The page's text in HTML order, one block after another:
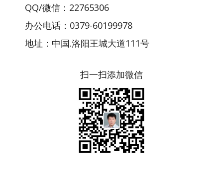
QQ/微信：22765306
办公电话：0379-60199978
地址：中国.洛阳王城大道111号
扫一扫添加微信